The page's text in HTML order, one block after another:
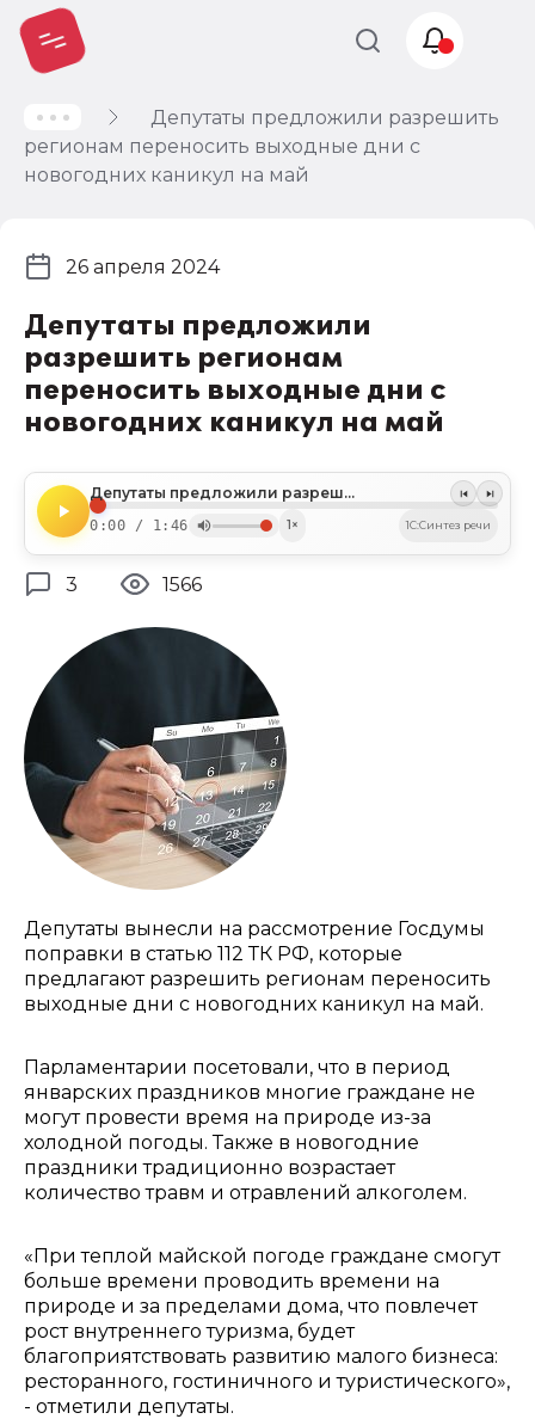
Депутаты предложили разрешить
регионам переносить выходные дни с
новогодних каникул на май
Депутаты предложили
разрешить регионам
переносить выходные дни с
новогодних каникул на май
Депутаты предложили разрешить регионам переносить выходные дни с новогодних каникул на май
0:00 / 1:46 1× 1C:Синтез речи
26 апреля 2024
3 1566
Депутаты вынесли на рассмотрение Госдумы
поправки в статью 112 ТК РФ, которые
предлагают разрешить регионам переносить
выходные дни с новогодних каникул на май.
Парламентарии посетовали, что в период
январских праздников многие граждане не
могут провести время на природе из-за
холодной погоды. Также в новогодние
праздники традиционно возрастает
количество травм и отравлений алкоголем.
«При теплой майской погоде граждане смогут
больше времени проводить времени на
природе и за пределами дома, что повлечет
рост внутреннего туризма, будет
благоприятствовать развитию малого бизнеса:
ресторанного, гостиничного и туристического»,
- отметили депутаты.
Учет и
налогообложение